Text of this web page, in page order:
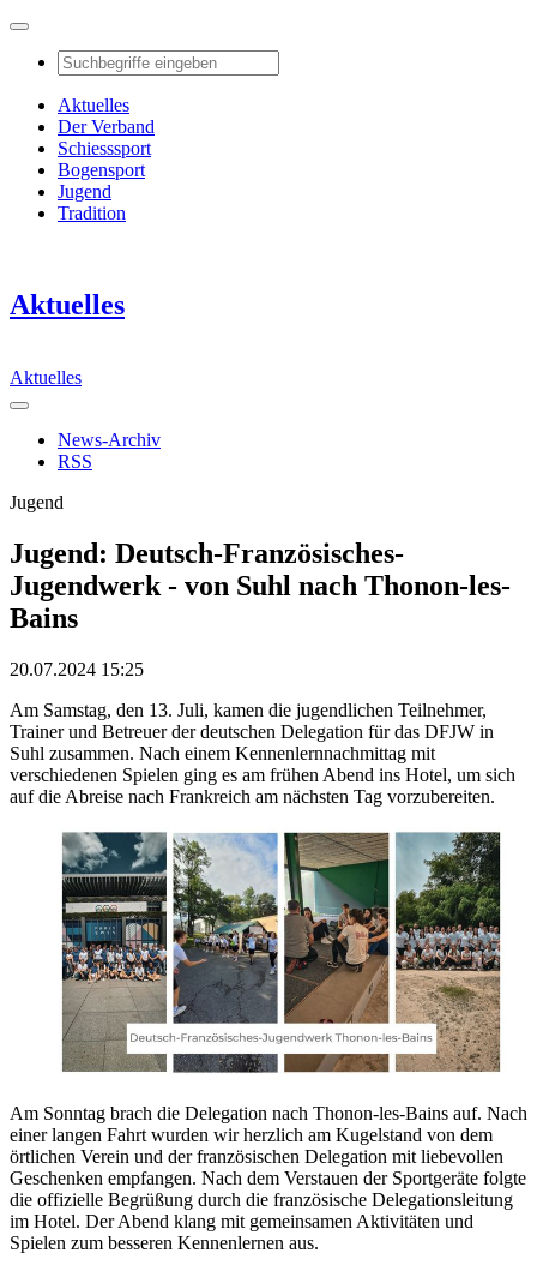
Aktuelles
Der Verband
Schiesssport
Bogensport
Jugend
Tradition
Aktuelles
Aktuelles
News-Archiv
RSS
Jugend
Jugend: Deutsch-Französisches-
Jugendwerk - von Suhl nach Thonon-les-
Bains
20.07.2024 15:25
Am Samstag, den 13. Juli, kamen die jugendlichen Teilnehmer,
Trainer und Betreuer der deutschen Delegation für das DFJW in
Suhl zusammen. Nach einem Kennenlernnachmittag mit
verschiedenen Spielen ging es am frühen Abend ins Hotel, um sich
auf die Abreise nach Frankreich am nächsten Tag vorzubereiten.
Am Sonntag brach die Delegation nach Thonon-les-Bains auf. Nach
einer langen Fahrt wurden wir herzlich am Kugelstand von dem
örtlichen Verein und der französischen Delegation mit liebevollen
Geschenken empfangen. Nach dem Verstauen der Sportgeräte folgte
die offizielle Begrüßung durch die französische Delegationsleitung
im Hotel. Der Abend klang mit gemeinsamen Aktivitäten und
Spielen zum besseren Kennenlernen aus.